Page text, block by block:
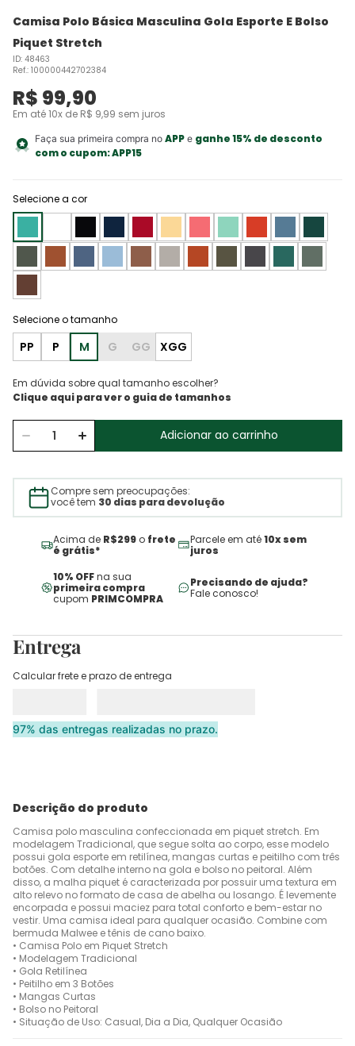
Camisa Polo Básica Masculina Gola Esporte E Bolso
Piquet Stretch
ID: 48463
Ref.: 100000442702384
R$ 99,90
Em até10x de R$ 9,99 sem juros
Faça sua primeira compra no APPe ganhe 15% de desconto
com o cupom:APP15
Selecione a cor
PP P M G GG XGG
Em dúvida sobre qual tamanho escolher?
Adicionar ao carrinho
Compre sem preocupações:
você tem 30 dias para devolução
Acima de R$299 o frete
é grátis*
Parcele em até10x sem
juros
10% OFFna sua
primeira compra
cupom PRIMCOMPRA
Precisando de ajuda?
Fale conosco!
Entrega
Calcular frete e prazo de entrega
97% das entregas realizadas no prazo.
Descrição do produto
Camisa polo masculina confeccionada em piquet stretch. Em
modelagem Tradicional, que segue solta ao corpo, esse modelo
possui gola esporte em retilínea, mangas curtas e peitilho com três
botões. Com detalhe interno na gola e bolso no peitoral. Além
disso, a malha piquet é caracterizada por possuir uma textura em
alto relevo no formato de casa de abelha ou losango. É levemente
encorpada e possui maciez para total conforto e bem-estar no
vestir. Uma camisa ideal para qualquer ocasião. Combine com
bermuda Malwee e tênis de cano baixo.
• Camisa Polo em Piquet Stretch
• Modelagem Tradicional
• Gola Retilínea
• Peitilho em 3 Botões
• Mangas Curtas
• Bolso no Peitoral
• Situação de Uso: Casual, Dia a Dia, Qualquer Ocasião